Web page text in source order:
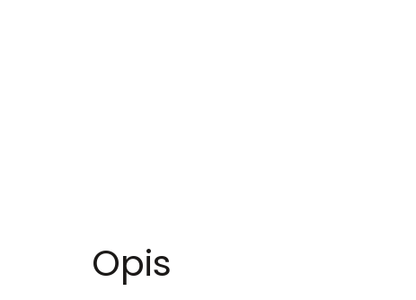
Opis